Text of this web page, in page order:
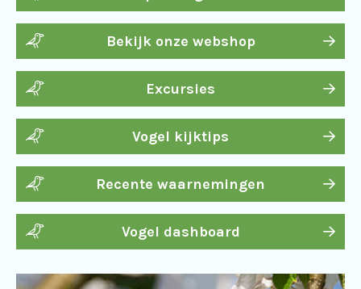
Bekijk onze webshop
Excursies
Vogel kijktips
Recente waarnemingen
Vogel dashboard